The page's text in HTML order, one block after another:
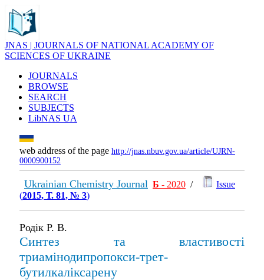
JNAS | JOURNALS OF NATIONAL ACADEMY OF
SCIENCES OF UKRAINE
JOURNALS
BROWSE
SEARCH
SUBJECTS
LibNAS UA
web address of the page http://jnas.nbuv.gov.ua/article/UJRN-
0000900152
Ukrainian Chemistry Journal Б - 2020 /
Issue
(2015, Т. 81, № 3)
Родік Р. В.
Синтез та властивості
триамінодипропокси-трет-
бутилкаліксарену